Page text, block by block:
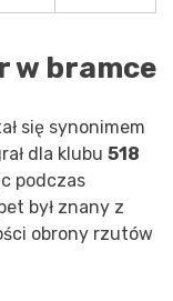
w bramce
się synonimem
dla klubu 518
podczas
był znany z
obrony rzutów